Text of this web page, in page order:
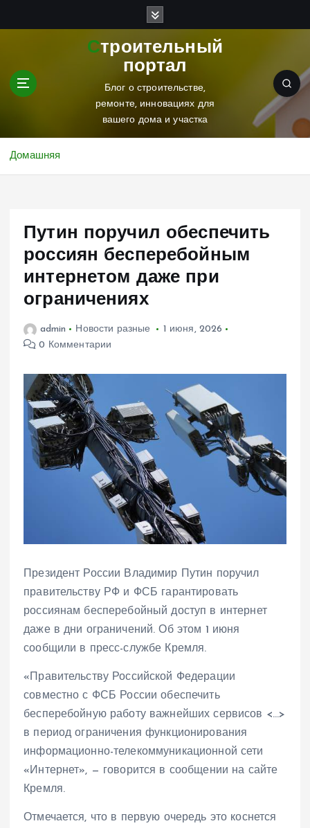
Строительный
портал
Блог о строительстве,
ремонте, инновациях для
вашего дома и участка
Домашняя
Путин поручил обеспечить
россиян бесперебойным
интернетом даже при
ограничениях
admin Новости разные
1 июня, 2026
0 Комментарии
Президент России Владимир Путин поручил
правительству РФ и ФСБ гарантировать
россиянам бесперебойный доступ в интернет
даже в дни ограничений. Об этом 1 июня
сообщили в пресс-службе Кремля.
«Правительству Российской Федерации
совместно с ФСБ России обеспечить
бесперебойную работу важнейших сервисов <…>
в период ограничения функционирования
информационно-телекоммуникационной сети
«Интернет», — говорится в сообщении на сайте
Кремля.
Отмечается, что в первую очередь это коснется